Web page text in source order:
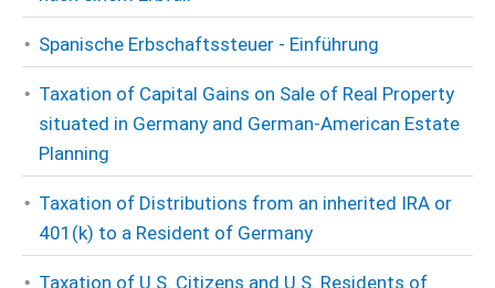
Spanische Erbschaftssteuer - Einführung
Taxation of Capital Gains on Sale of Real Property
situated in Germany and German-American Estate
Planning
Taxation of Distributions from an inherited IRA or
401(k) to a Resident of Germany
Taxation of U.S. Citizens and U.S. Residents of